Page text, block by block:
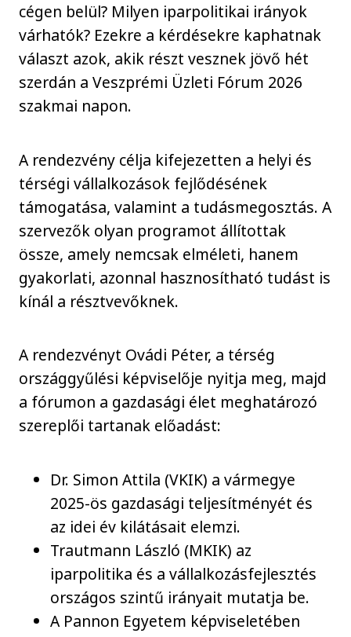
cégen belül? Milyen iparpolitikai irányok
várhatók? Ezekre a kérdésekre kaphatnak
választ azok, akik részt vesznek jövő hét
szerdán a Veszprémi Üzleti Fórum 2026
szakmai napon.
A rendezvény célja kifejezetten a helyi és
térségi vállalkozások fejlődésének
támogatása, valamint a tudásmegosztás. A
szervezők olyan programot állítottak
össze, amely nemcsak elméleti, hanem
gyakorlati, azonnal hasznosítható tudást is
kínál a résztvevőknek.
A rendezvényt Ovádi Péter, a térség
országgyűlési képviselője nyitja meg, majd
a fórumon a gazdasági élet meghatározó
szereplői tartanak előadást:
Dr. Simon Attila (VKIK) a vármegye
2025-ös gazdasági teljesítményét és
az idei év kilátásait elemzi.
Trautmann László (MKIK) az
iparpolitika és a vállalkozásfejlesztés
országos szintű irányait mutatja be.
A Pannon Egyetem képviseletében